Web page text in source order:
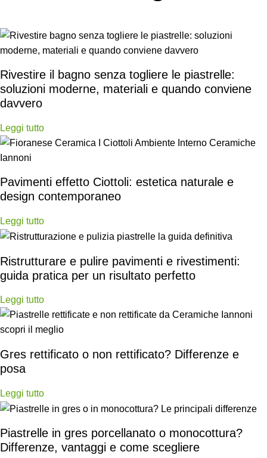
Rivestire il bagno senza togliere le piastrelle:
soluzioni moderne, materiali e quando conviene
davvero
Leggi tutto
Pavimenti effetto Ciottoli: estetica naturale e
design contemporaneo
Leggi tutto
Ristrutturare e pulire pavimenti e rivestimenti:
guida pratica per un risultato perfetto
Leggi tutto
Gres rettificato o non rettificato? Differenze e
posa
Leggi tutto
Piastrelle in gres porcellanato o monocottura?
Differenze, vantaggi e come scegliere